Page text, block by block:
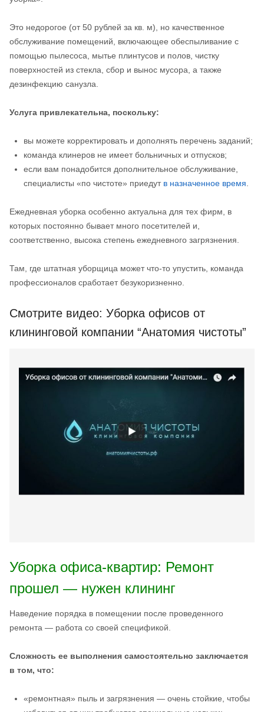
Это недорогое (от 50 рублей за кв. м), но качественное
обслуживание помещений, включающее обеспыливание с
помощью пылесоса, мытье плинтусов и полов, чистку
поверхностей из стекла, сбор и вынос мусора, а также
дезинфекцию санузла.
Услуга привлекательна, поскольку:
вы можете корректировать и дополнять перечень заданий;
команда клинеров не имеет больничных и отпусков;
если вам понадобится дополнительное обслуживание,
специалисты «по чистоте» приедут в назначенное время
Ежедневная уборка особенно актуальна для тех фирм, в
которых постоянно бывает много посетителей и,
соответственно, высока степень ежедневного загрязнения.
Там, где штатная уборщица может что-то упустить, команда
профессионалов сработает безукоризненно.
Смотрите видео: Уборка офисов от
клининговой компании “Анатомия чистоты”
Уборка офиса-квартир: Ремонт
прошел — нужен клининг
Наведение порядка в помещении после проведенного
ремонта — работа со своей спецификой.
Сложность ее выполнения самостоятельно заключается
в том, что:
«ремонтная» пыль и загрязнения — очень стойкие, чтобы